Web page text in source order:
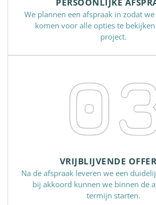
We plannen een afspraak in zodat
komen voor alle opties te
project.
VRIJBLIJVENDE
Na de afspraak leveren we een
bij akkoord kunnen we binnen de
termijn starten.